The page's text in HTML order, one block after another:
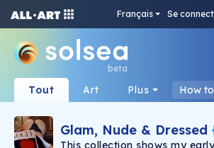
Français Se
beta
Tout Art Plus How
Glam, Nude & Dressed
This collection shows my